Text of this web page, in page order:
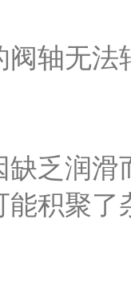
轴无
缺乏润滑
积聚